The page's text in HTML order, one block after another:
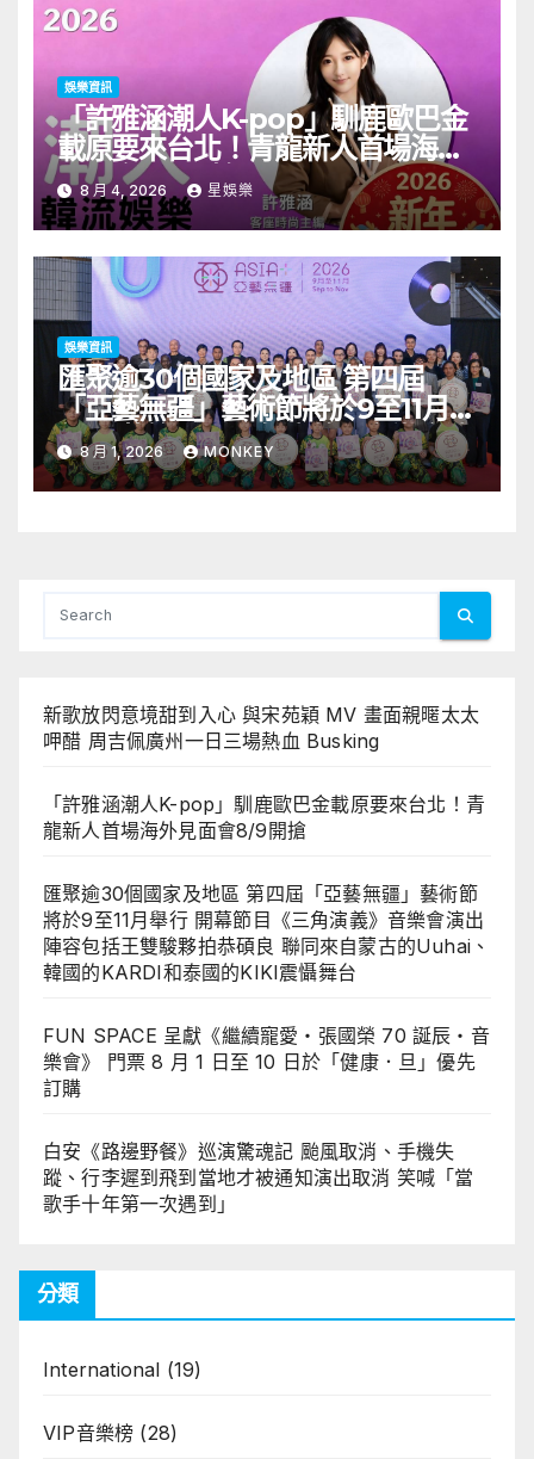
娛樂資訊
「許雅涵潮人K-pop」馴鹿歐巴金
載原要來台北！青龍新人首場海外
見面會8/9開搶
8 月 4, 2026 星娛樂
娛樂資訊
匯聚逾30個國家及地區 第四屆
「亞藝無疆」藝術節將於9至11月舉
行 開幕節目《三角演義》音樂會演
出陣容包括王雙駿夥拍恭碩良 聯同
來自蒙古的Uuhai、韓國的KARDI
8 月 1, 2026 MONKEY
新歌放閃意境甜到入心 與宋苑穎 MV 畫面親暱太太
呷醋 周吉佩廣州一日三場熱血 Busking
「許雅涵潮人K-pop」馴鹿歐巴金載原要來台北！青
龍新人首場海外見面會8/9開搶
匯聚逾30個國家及地區 第四屆「亞藝無疆」藝術節
將於9至11月舉行 開幕節目《三角演義》音樂會演出
陣容包括王雙駿夥拍恭碩良 聯同來自蒙古的Uuhai、
韓國的KARDI和泰國的KIKI震懾舞台
FUN SPACE 呈獻《繼續寵愛・張國榮 70 誕辰・音
樂會》 門票 8 月 1 日至 10 日於「健康．旦」優先
訂購
白安《路邊野餐》巡演驚魂記 颱風取消、手機失
蹤、行李遲到飛到當地才被通知演出取消 笑喊「當
歌手十年第一次遇到」
分類
International (19)
VIP音樂榜 (28)